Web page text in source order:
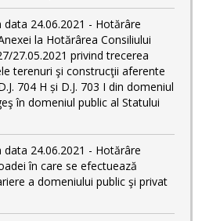
24.06.2021 - Hotărâre
la Hotărârea Consiliului
27.05.2021 privind trecerea
terenuri şi construcţii aferente
704 H și D.J. 703 I din domeniul
în domeniul public al Statului
24.06.2021 - Hotărâre
în care se efectuează
a domeniului public şi privat